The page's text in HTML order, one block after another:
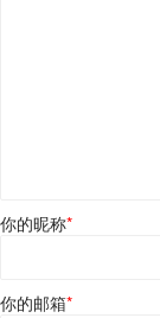
你的昵称*
你的邮箱*